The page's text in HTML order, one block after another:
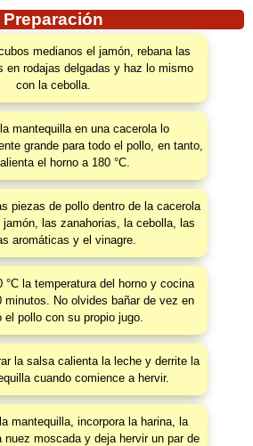
Preparación
medianos el jamón, rebana las
en rodajas delgadas y haz lo mismo
con la cebolla.
mantequilla en una cacerola lo
grande para todo el pollo, en tanto,
el horno a 180 °C.
piezas de pollo dentro de la cacerola
jamón, las zanahorias, la cebolla, las
aromáticas y el vinagre.
°C la temperatura del horno y cocina
minutos. No olvides bañar de vez en
el pollo con su propio jugo.
la salsa calienta la leche y derrite la
cuando comience a hervir.
mantequilla, incorpora la harina, la
nuez moscada y deja hervir un par de